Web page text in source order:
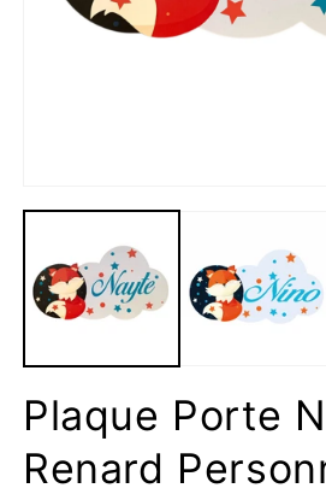
le
dans
une
fenêtre
modale
Plaque Porte
Renard